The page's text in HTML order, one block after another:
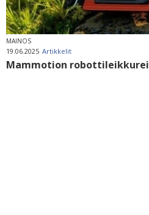
MAINOS
19.06.2025 Artikkelit
Mammotion